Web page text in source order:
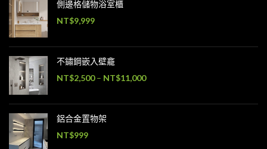
側邊格儲物浴室櫃
NT$9,999
不鏽鋼嵌入壁龕
NT$2,500 – NT$11,000
鋁合金置物架
NT$999